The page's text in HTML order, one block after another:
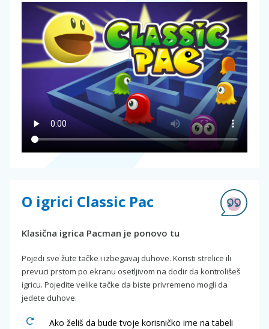
O igrici Classic Pac
Klasična igrica Pacman je ponovo tu
Pojedi sve žute tačke i izbegavaj duhove. Koristi strelice ili
prevuci prstom po ekranu osetljivom na dodir da kontrolišeš
igricu. Pojedite velike tačke da biste privremeno mogli da
jedete duhove.
Ako želiš da bude tvoje korisničko ime na tabeli